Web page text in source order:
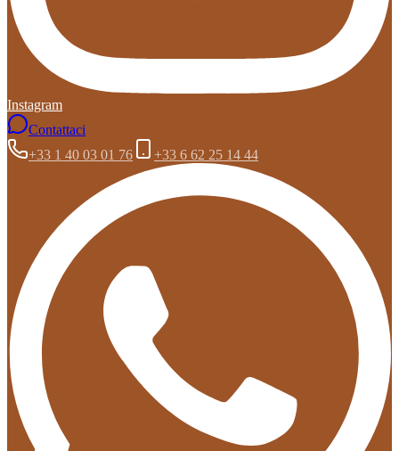
Instagram
Contattaci
+33 1 40 03 01 76
+33 6 62 25 14 44